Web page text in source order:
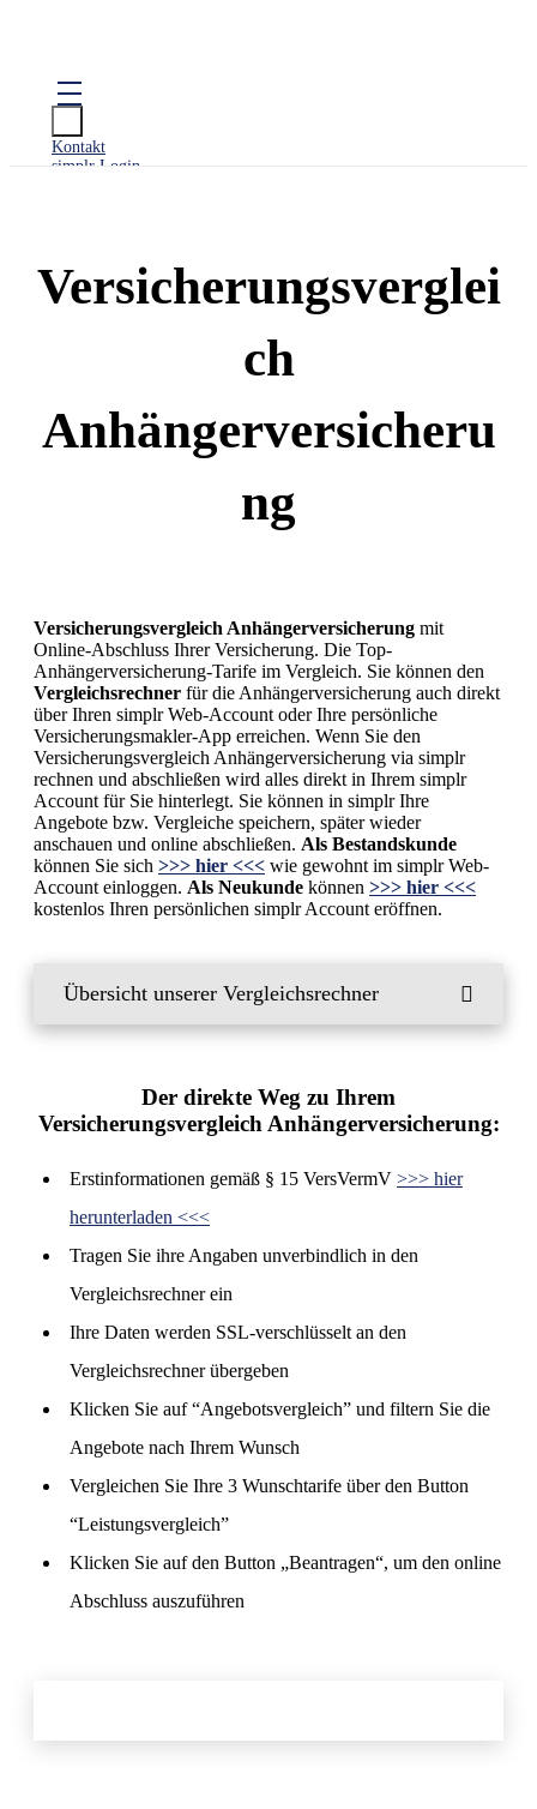
Baidenger Finanzberatung GmbH
Versicherungsmakler und Finanzberatung in Karlsruhe
Kontakt
simplr Login
FINANZPRODUKTE
TELEFON
FINANZNEWS
IMPRESSUM
DATENSCHUTZERKLÄRUNG
Versicherungsverglei
ch
Anhängerversicheru
ng
Versicherungsvergleich Anhängerversicherung mit
Online-Abschluss Ihrer Versicherung. Die Top-
Anhängerversicherung-Tarife im Vergleich. Sie können den
Vergleichsrechner für die Anhängerversicherung auch direkt
über Ihren simplr Web-Account oder Ihre persönliche
Versicherungsmakler-App erreichen. Wenn Sie den
Versicherungsvergleich Anhängerversicherung via simplr
rechnen und abschließen wird alles direkt in Ihrem simplr
Account für Sie hinterlegt. Sie können in simplr Ihre
Angebote bzw. Vergleiche speichern, später wieder
anschauen und online abschließen. Als Bestandskunde
können Sie sich >>> hier <<< wie gewohnt im simplr Web-
Account einloggen. Als Neukunde können >>> hier <<<
kostenlos Ihren persönlichen simplr Account eröffnen.
Übersicht unserer Vergleichsrechner
Der direkte Weg zu Ihrem
Versicherungsvergleich Anhängerversicherung:
Erstinformationen gemäß § 15 VersVermV >>> hier
herunterladen <<<
Tragen Sie ihre Angaben unverbindlich in den
Vergleichsrechner ein
Ihre Daten werden SSL-verschlüsselt an den
Vergleichsrechner übergeben
Klicken Sie auf “Angebotsvergleich” und filtern Sie die
Angebote nach Ihrem Wunsch
Vergleichen Sie Ihre 3 Wunschtarife über den Button
“Leistungsvergleich”
Klicken Sie auf den Button „Beantragen“, um den online
Abschluss auszuführen